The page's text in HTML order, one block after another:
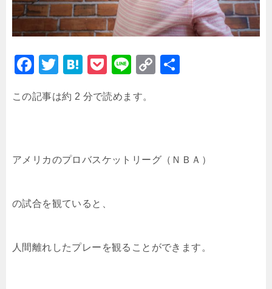
F
c
o
k
T
tt
H
e
P
c
Li
e
C
n
この記事は約 2 分で読めます。
アメリカのプロバスケットリーグ（ＮＢＡ）
の試合を観ていると、
人間離れしたプレーを観ることができます。